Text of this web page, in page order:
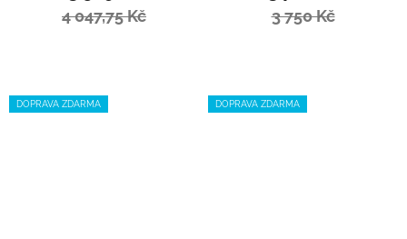
4 047,75 Kč 3 750 Kč
DOPRAVA ZDARMA DOPRAVA ZDARMA